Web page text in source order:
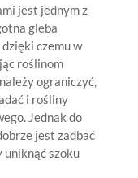
jest jednym z
gleba
czemu w
roślinom
ograniczyć,
i rośliny
Jednak do
jest zadbać
uniknąć szoku